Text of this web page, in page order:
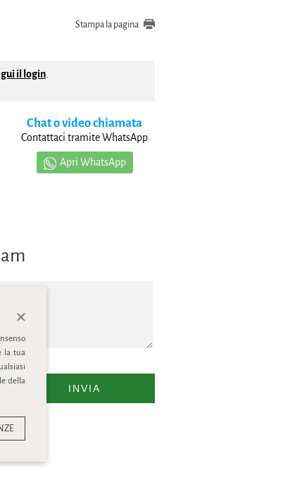
Stampa la pagina
il login.
Chat o video chiamata
Contattaci tramite WhatsApp
Apri WhatsApp
INVIA
la tua
della